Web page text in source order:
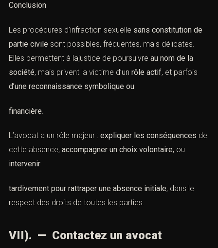
Conclusion
Les procédures d’infraction sexuelle sans constitution de
partie civile sont possibles, fréquentes, mais délicates.
Elles permettent à lajustice de poursuivre au nom de la
société, mais privent la victime d’un rôle actif, et parfois
d’une reconnaissance symbolique ou
financière
L’avocat a un rôle majeur : expliquer les conséquences de
cette absence, accompagner un choix volontaire, ou
intervenir
tardivement pour rattraper une absence initiale, dans le
respect des droits de toutes les parties.
VII). — Contactez un avocat